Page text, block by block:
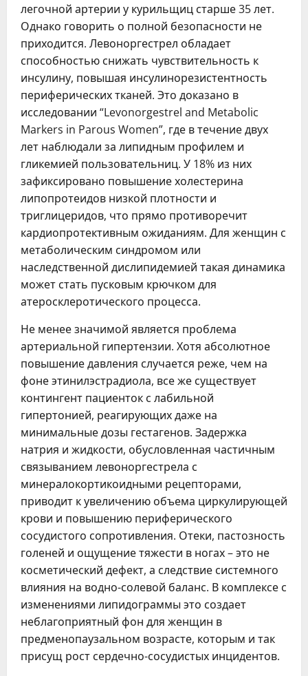
легочной артерии у курильщиц старше 35 лет.
Однако говорить о полной безопасности не
приходится. Левоноргестрел обладает
способностью снижать чувствительность к
инсулину, повышая инсулинорезистентность
периферических тканей. Это доказано в
исследовании “Levonorgestrel and Metabolic
Markers in Parous Women”, где в течение двух
лет наблюдали за липидным профилем и
гликемией пользовательниц. У 18% из них
зафиксировано повышение холестерина
липопротеидов низкой плотности и
триглицеридов, что прямо противоречит
кардиопротективным ожиданиям. Для женщин с
метаболическим синдромом или
наследственной дислипидемией такая динамика
может стать пусковым крючком для
атеросклеротического процесса.
Не менее значимой является проблема
артериальной гипертензии. Хотя абсолютное
повышение давления случается реже, чем на
фоне этинилэстрадиола, все же существует
контингент пациенток с лабильной
гипертонией, реагирующих даже на
минимальные дозы гестагенов. Задержка
натрия и жидкости, обусловленная частичным
связыванием левоноргестрела с
минералокортикоидными рецепторами,
приводит к увеличению объема циркулирующей
крови и повышению периферического
сосудистого сопротивления. Отеки, пастозность
голеней и ощущение тяжести в ногах – это не
косметический дефект, а следствие системного
влияния на водно-солевой баланс. В комплексе с
изменениями липидограммы это создает
неблагоприятный фон для женщин в
предменопаузальном возрасте, которым и так
присущ рост сердечно-сосудистых инцидентов.